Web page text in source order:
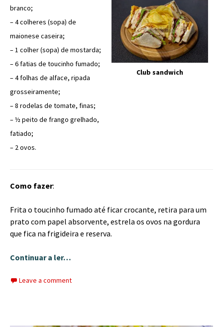
branco;
– 4 colheres (sopa) de
maionese caseira;
– 1 colher (sopa) de mostarda;
– 6 fatias de toucinho fumado;
– 4 folhas de alface, ripada
grosseiramente;
– 8 rodelas de tomate, finas;
– ½ peito de frango grelhado,
fatiado;
– 2 ovos.
Club sandwich
Como fazer:
Frita o toucinho fumado até ficar crocante, retira para um
prato com papel absorvente, estrela os ovos na gordura
que fica na frigideira e reserva.
Continuar a ler…
Leave a comment